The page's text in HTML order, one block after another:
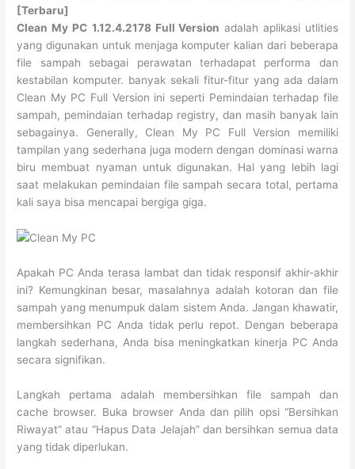
[Terbaru]
Clean My PC 1.12.4.2178 Full Version adalah aplikasi utlities
yang digunakan untuk menjaga komputer kalian dari beberapa
file sampah sebagai perawatan terhadapat performa dan
kestabilan komputer. banyak sekali fitur-fitur yang ada dalam
Clean My PC Full Version ini seperti Pemindaian terhadap file
sampah, pemindaian terhadap registry, dan masih banyak lain
sebagainya. Generally, Clean My PC Full Version memiliki
tampilan yang sederhana juga modern dengan dominasi warna
biru membuat nyaman untuk digunakan. Hal yang lebih lagi
saat melakukan pemindaian file sampah secara total, pertama
kali saya bisa mencapai bergiga giga.
Apakah PC Anda terasa lambat dan tidak responsif akhir-akhir
ini? Kemungkinan besar, masalahnya adalah kotoran dan file
sampah yang menumpuk dalam sistem Anda. Jangan khawatir,
membersihkan PC Anda tidak perlu repot. Dengan beberapa
langkah sederhana, Anda bisa meningkatkan kinerja PC Anda
secara signifikan.
Langkah pertama adalah membersihkan file sampah dan
cache browser. Buka browser Anda dan pilih opsi “Bersihkan
Riwayat” atau “Hapus Data Jelajah” dan bersihkan semua data
yang tidak diperlukan.